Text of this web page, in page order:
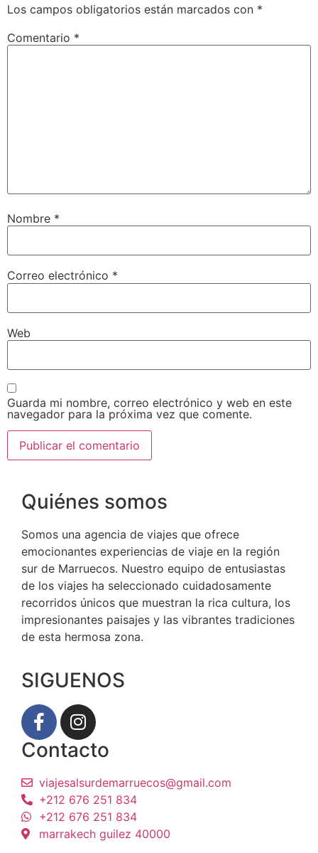
Los campos obligatorios están marcados con *
Comentario *
Nombre *
Correo electrónico *
Web
Guarda mi nombre, correo electrónico y web en este
navegador para la próxima vez que comente.
Quiénes somos
Somos una agencia de viajes que ofrece
emocionantes experiencias de viaje en la región
sur de Marruecos. Nuestro equipo de entusiastas
de los viajes ha seleccionado cuidadosamente
recorridos únicos que muestran la rica cultura, los
impresionantes paisajes y las vibrantes tradiciones
de esta hermosa zona.
SIGUENOS
Contacto
viajesalsurdemarruecos@gmail.com
+212 676 251 834
+212 676 251 834
marrakech guilez 40000